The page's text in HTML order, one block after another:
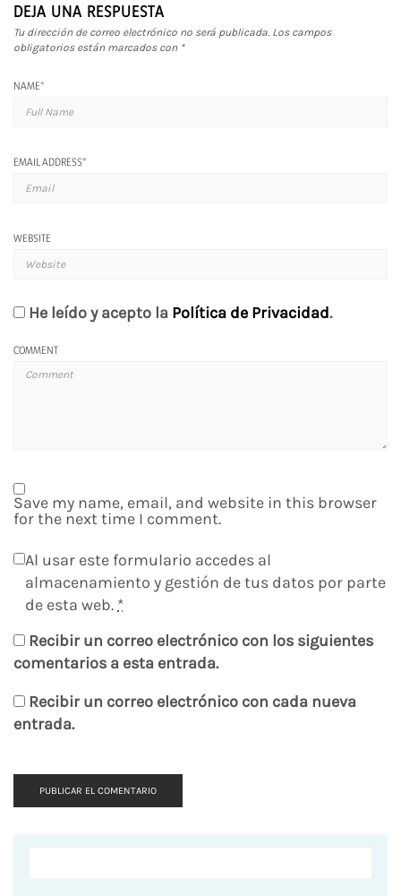
DEJA UNA RESPUESTA
Tu dirección de correo electrónico no será publicada. Los campos
obligatorios están marcados con *
NAME*
EMAIL ADDRESS*
WEBSITE
He leído y acepto la Política de Privacidad.
COMMENT
Save my name, email, and website in this browser
for the next time I comment.
Al usar este formulario accedes al
almacenamiento y gestión de tus datos por parte
de esta web. *
Recibir un correo electrónico con los siguientes
comentarios a esta entrada.
Recibir un correo electrónico con cada nueva
entrada.